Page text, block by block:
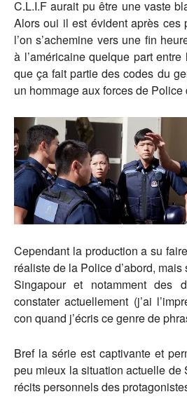
C.L.I.F aurait pu être une vaste
Alors oui il est évident après ces
l’on s’achemine vers une fin
à l’américaine quelque part
que ça fait partie des codes du
un hommage aux forces de Police
Cependant la production a su
réaliste de la Police d’abord,
Singapour et notamment des
constater actuellement (j’ai
con quand j’écris ce genre de
Bref la série est captivante et
peu mieux la situation actuelle de
récits personnels des